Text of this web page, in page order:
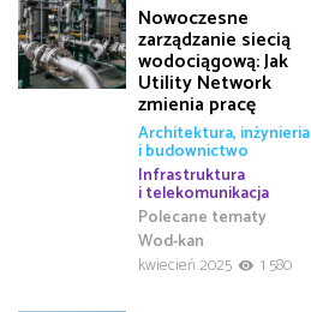
Nowoczesne
zarządzanie siecią
wodociągową: Jak
Utility Network
zmienia pracę
Architektura, inżynieria
i budownictwo
Infrastruktura
i telekomunikacja
Polecane tematy
Wod-kan
kwiecień 2025
1 580